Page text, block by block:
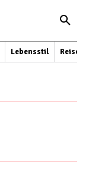
Lebensstil Reisen